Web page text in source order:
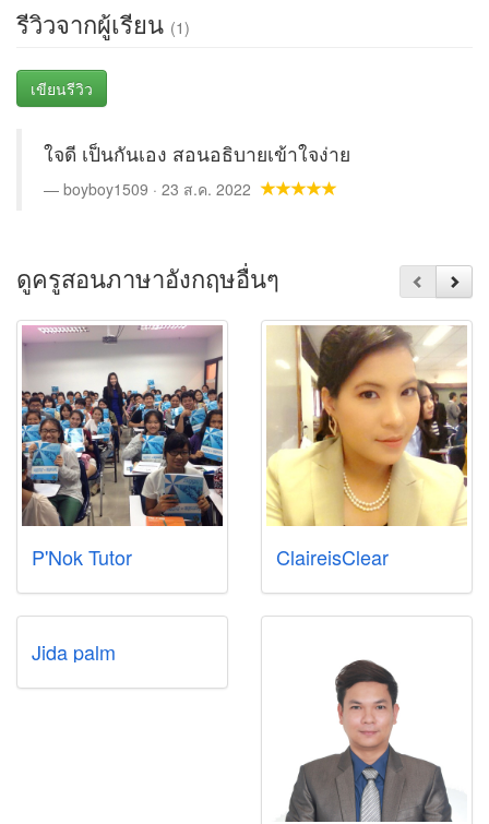
รีวิวจากผู้เรียน (1)
เขียนรีวิว
ใจดี เป็นกันเอง สอนอธิบายเข้าใจง่าย
boyboy1509 · 23 ส.ค. 2022
ดูครูสอนภาษาอังกฤษอื่นๆ
P'Nok Tutor ClaireisClear
Jida palm